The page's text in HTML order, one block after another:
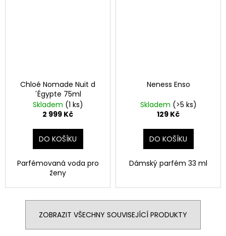
Chloé Nomade Nuit d
´Égypte 75ml
Skladem (1 ks)
2 999 Kč
DO KOŠÍKU
Parfémovaná voda pro
ženy
Neness Enso
Skladem (>5 ks)
129 Kč
DO KOŠÍKU
Dámský parfém 33 ml
ZOBRAZIT VŠECHNY SOUVISEJÍCÍ PRODUKTY